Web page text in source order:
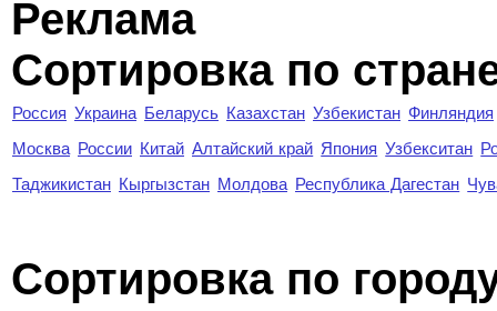
Реклама
Сортировка по
Россия Украина Беларусь Казахстан Узбекистан Финляндия
Москва России Китай Алтайский край Япония Узбекситан
Таджикистан Кыргызстан Молдова Республика Дагестан
Cортировка по